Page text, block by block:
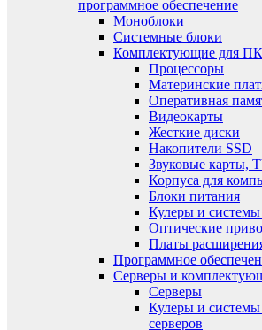
программное обеспечение
Моноблоки
Системные блоки
Комплектующие для ПК
Процессоры
Материнские
Оперативная
Видеокарты
Жесткие диски
Накопители SSD
Звуковые карты,
Корпуса для
Блоки питания
Кулеры и
Оптические
Платы
Программное
Серверы и
Серверы
Кулеры и
серверов